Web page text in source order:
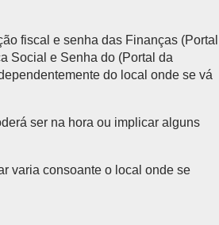
fiscal e senha das Finanças (Portal
Social e Senha do (Portal da
do local onde se vá
ser na hora ou implicar alguns
varia consoante o local onde se